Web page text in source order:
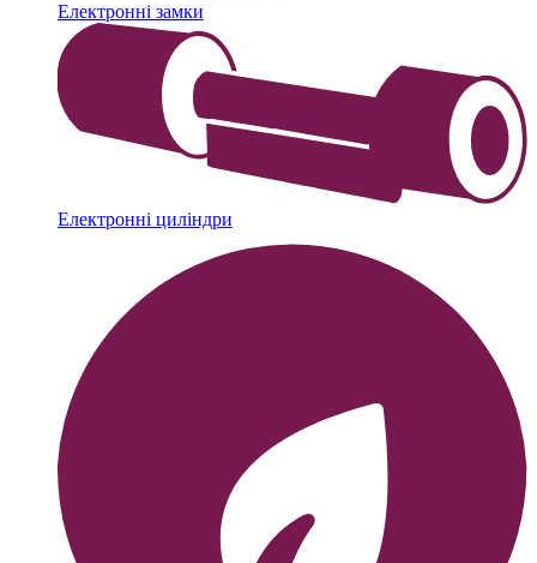
Електронні замки
Електронні циліндри